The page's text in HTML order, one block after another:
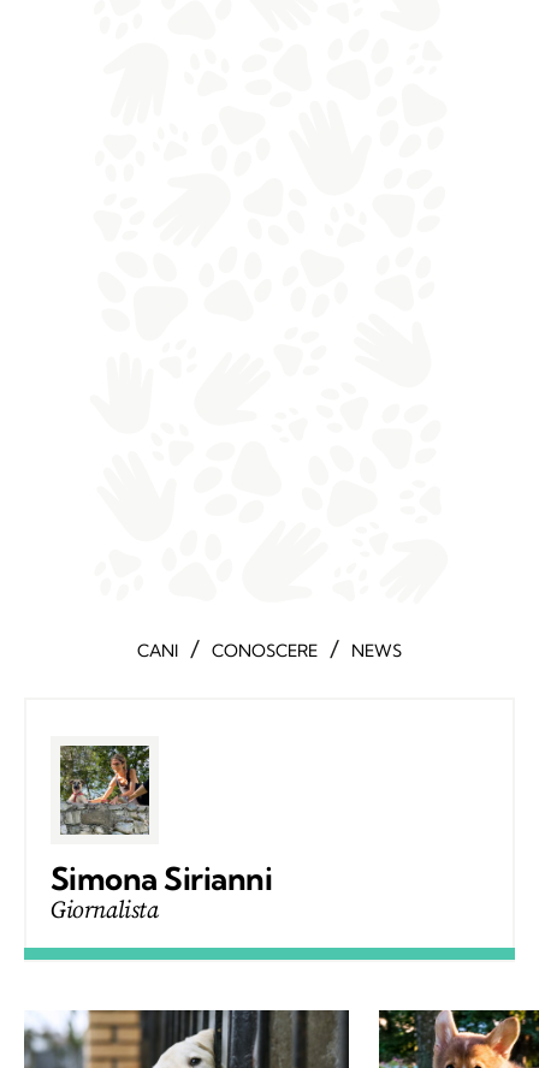
CANI / CONOSCERE / NEWS
Simona Sirianni
Giornalista